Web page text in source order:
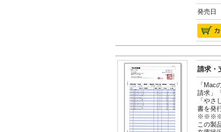
発売日
請求・
「Mac
請求」
「や
書を発
この製